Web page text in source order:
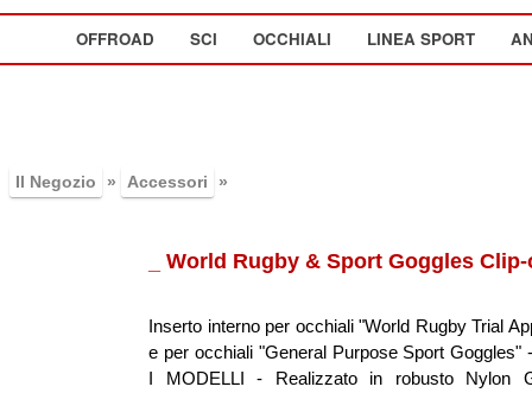
OFFROAD SCI OCCHIALI LINEA SPORT
Il Negozio » Accessori »
_ World Rugby & Sport Goggles
Inserto interno per occhiali "World Rugby Trial
e per occhiali "General Purpose Sport Goggles"
I MODELLI - Realizzato in robusto Nylon